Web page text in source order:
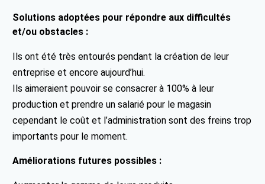
Solutions adoptées pour répondre aux difficultés
et/ou obstacles :
Ils ont été très entourés pendant la création de leur
entreprise et encore aujourd’hui.
Ils aimeraient pouvoir se consacrer à 100% à leur
production et prendre un salarié pour le magasin
cependant le coût et l’administration sont des freins trop
importants pour le moment.
Améliorations futures possibles :